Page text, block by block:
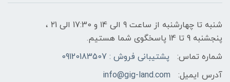
شنبه تا چهارشنبه از ساعت 9 الی ۱4 و 17:30 الی ۲1 ،
پنجشنبه 9 تا 14 پاسخگوی شما هستیم.
شماره تماس:
پشتیبانی فروش : 09120183507
آدرس ایمیل:
info@gig-land.com